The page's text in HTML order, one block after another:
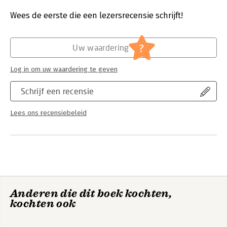
Verschijningsdatum:
30-4-2024
Wees de eerste die een lezersrecensie schrijft!
Schrijf een recensie
Lees ons recensiebeleid
Uw waardering ?
Log in om uw waardering te geven
Anderen die dit boek kochten,
kochten ook